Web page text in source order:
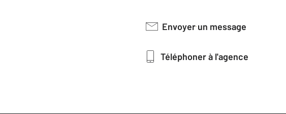
Envoyer un message
Téléphoner à l'agence